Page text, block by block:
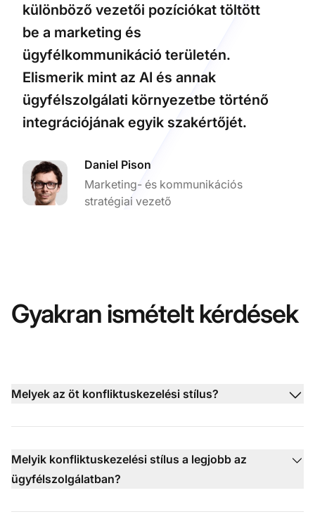
különböző vezetői pozíciókat töltött
be a marketing és
ügyfélkommunikáció területén.
Elismerik mint az AI és annak
ügyfélszolgálati környezetbe történő
integrációjának egyik szakértőjét.
Daniel Pison
Marketing- és kommunikációs
stratégiai vezető
Gyakran ismételt kérdések
Melyek az öt konfliktuskezelési stílus?
Melyik konfliktuskezelési stílus a legjobb az
ügyfélszolgálatban?